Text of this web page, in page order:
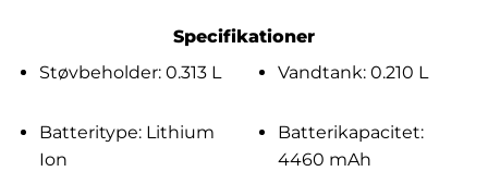
Specifikationer
Støvbeholder: 0.313 L
Vandtank: 0.210 L
Batteritype: Lithium
Ion
Batterikapacitet:
4460 mAh